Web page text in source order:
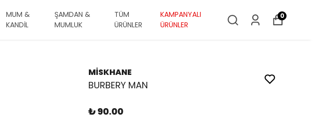
MUM &
KANDİL
ŞAMDAN &
MUMLUK
TÜM
ÜRÜNLER
KAMPANYALI
ÜRÜNLER
0
MİSKHANE
BURBERY MAN
₺ 90.00